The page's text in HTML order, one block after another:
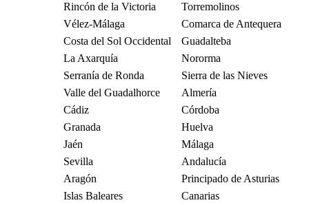
Rincón de la Victoria
Torremolinos
Vélez-Málaga
Comarca de Antequera
Costa del Sol Occidental
Guadalteba
La Axarquía
Nororma
Serranía de Ronda
Sierra de las Nieves
Valle del Guadalhorce
Almería
Cádiz
Córdoba
Granada
Huelva
Jaén
Málaga
Sevilla
Andalucía
Aragón
Principado de Asturias
Islas Baleares
Canarias